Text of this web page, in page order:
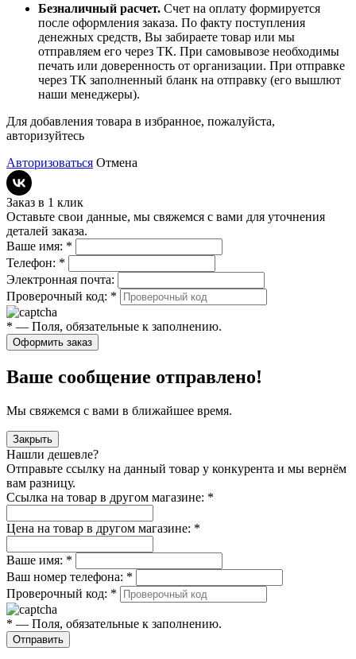
Безналичный расчет. Счет на оплату формируется
после оформления заказа. По факту поступления
денежных средств, Вы забираете товар или мы
отправляем его через ТК. При самовывозе необходимы
печать или доверенность от организации. При отправке
через ТК заполненный бланк на отправку (его вышлют
наши менеджеры).
Для добавления товара в избранное, пожалуйста,
авторизуйтесь
Авторизоваться Отмена
Заказ в 1 клик
Оставьте свои данные, мы свяжемся с вами для уточнения
деталей заказа.
Ваше имя: *
Телефон: *
Электронная почта:
Проверочный код: *
* — Поля, обязательные к заполнению.
Оформить заказ
Ваше сообщение отправлено!
Мы свяжемся с вами в ближайшее время.
Закрыть
Нашли дешевле?
Отправьте ссылку на данный товар у конкурента и мы вернём
вам разницу.
Ссылка на товар в другом магазине: *
Цена на товар в другом магазине: *
Ваше имя: *
Ваш номер телефона: *
Проверочный код: *
* — Поля, обязательные к заполнению.
Отправить